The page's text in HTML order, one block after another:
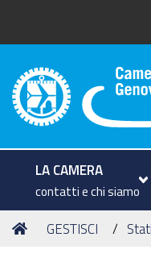
Camera di
LA CAMERA
contatti e chi siamo
Tu
Home
GESTISCI